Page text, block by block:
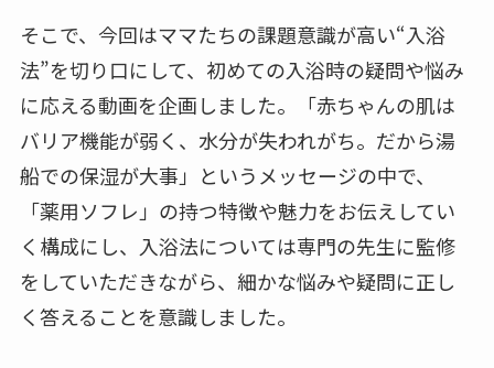
そこで、今回はママたちの課題意識が高い“入浴
法”を切り口にして、初めての入浴時の疑問や悩み
に応える動画を企画しました。「赤ちゃんの肌は
バリア機能が弱く、水分が失われがち。だから湯
船での保湿が大事」というメッセージの中で、
「薬用ソフレ」の持つ特徴や魅力をお伝えしてい
く構成にし、入浴法については専門の先生に監修
をしていただきながら、細かな悩みや疑問に正し
く答えることを意識しました。